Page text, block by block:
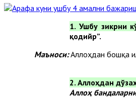
1. Ушбу зикрни
қодийр”.
Маъноси:Аллоҳдан бошқа
2. Аллоҳдан
Аллоҳ